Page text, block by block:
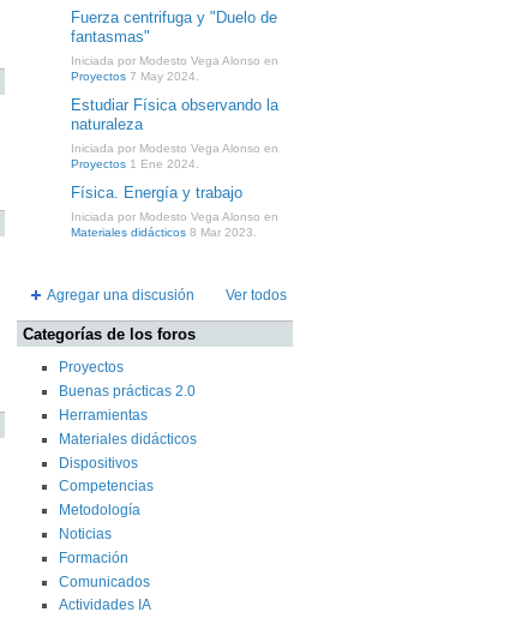
Fuerza centrifuga y "Duelo de
fantasmas"
Iniciada por Modesto Vega Alonso en
Proyectos 7 May 2024.
Estudiar Física observando la
naturaleza
Iniciada por Modesto Vega Alonso en
Proyectos 1 Ene 2024.
Física. Energía y trabajo
Iniciada por Modesto Vega Alonso en
Materiales didácticos 8 Mar 2023.
Agregar una discusión Ver todos
Categorías de los foros
Proyectos
Buenas prácticas 2.0
Herramientas
Materiales didácticos
Dispositivos
Competencias
Metodología
Noticias
Formación
Comunicados
Actividades IA